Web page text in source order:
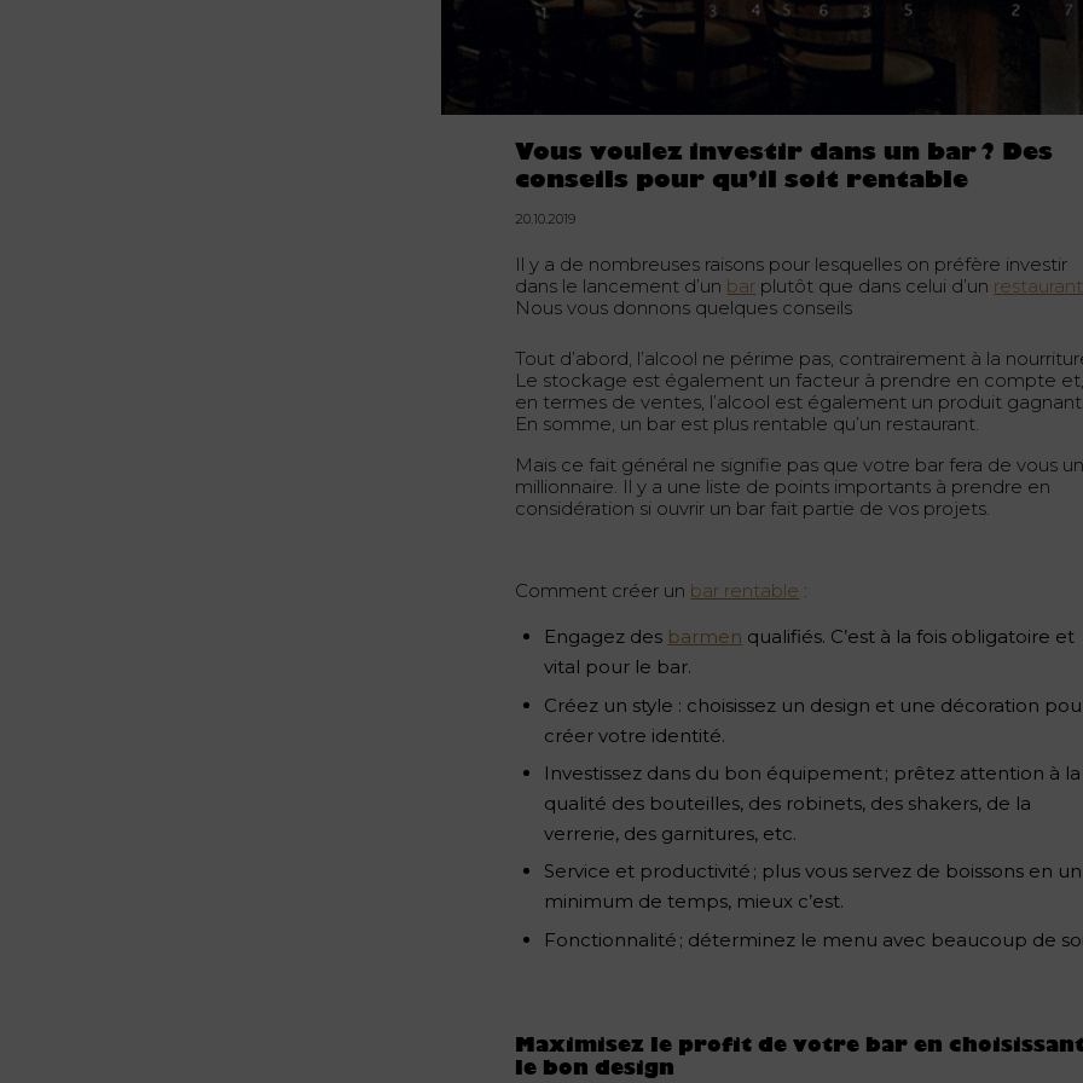
Vous voulez investir dans un bar ? Des
conseils pour qu’il soit rentable
20.10.2019
Il y a de nombreuses raisons pour lesquelles on préfère investir
dans le lancement d’un bar plutôt que dans celui d’un restaurant
Nous vous donnons quelques conseils
Tout d’abord, l’alcool ne périme pas, contrairement à la
Le stockage est également un facteur à prendre en compte et,
en termes de ventes, l’alcool est également un produit gagnant.
En somme, un bar est plus rentable qu’un restaurant.
Mais ce fait général ne signifie pas que votre bar fera de vous un
millionnaire. Il y a une liste de points importants à prendre en
considération si ouvrir un bar fait partie de vos projets.
Comment créer un bar rentable :
Engagez des barmen qualifiés. C’est à la fois obligatoire et
vital pour le bar.
Créez un style : choisissez un design et une décoration
créer votre identité.
Investissez dans du bon équipement ; prêtez attention à la
qualité des bouteilles, des robinets, des shakers, de la
verrerie, des garnitures, etc.
Service et productivité ; plus vous servez de boissons en un
minimum de temps, mieux c’est.
Fonctionnalité ; déterminez le menu avec beaucoup de
Maximisez le profit de votre bar en
le bon design